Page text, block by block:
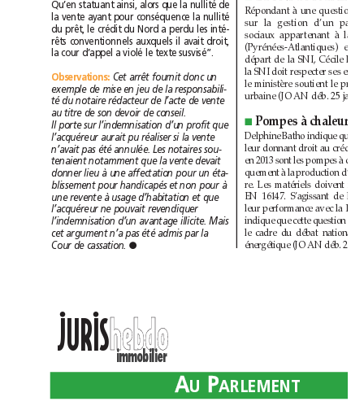
Pompes à chaleur
Qu’en statuant ainsi, alors que la nullité de
la vente ayant pour conséquence la nullité
du prêt, le crédit du Nord a perdu les inté-
rêts conventionnels auxquels il avait droit,
la cour d’appel a violé le texte susvisé”.
Observations: Cet arrêt fournit donc un
exemple de mise en jeu de la responsabili-
té du notaire rédacteur de l’acte de vente
au titre de son devoir de conseil.
Il porte sur l’indemnisation d’un profit que
l’acquéreur aurait pu réaliser si la vente
n’avait pas été annulée. Les notaires sou-
tenaient notamment que la vente devait
donner lieu à une affectation pour un éta-
blissement pour handicapés et non pour à
une revente à usage d’habitation et que
l’acquéreur ne pouvait revendiquer
l’indemnisation d’un avantage illicite. Mais
cet argument n’a pas été admis par la
●
JURISh
he
eb
bd
do
o
immobilier
••
A
AU
U P
PA
AR
R LL E
EM
ME
EN
NT
T